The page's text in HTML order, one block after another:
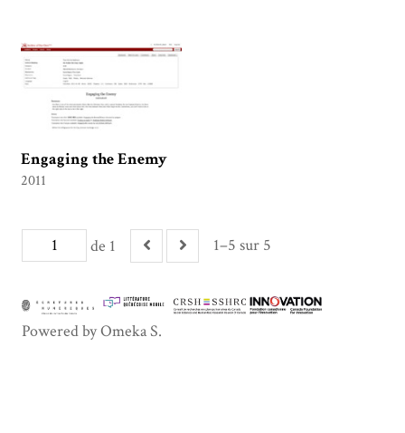
Engaging the Enemy
2011
de 1 1–5 sur 5
Powered by Omeka S.